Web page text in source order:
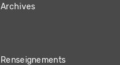
Archives
Renseignements